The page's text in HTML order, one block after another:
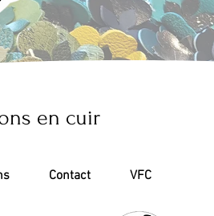
en cuir
Contact VFC